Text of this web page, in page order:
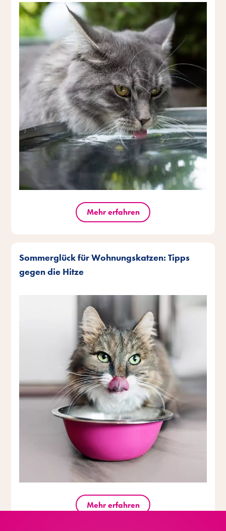
Mehr erfahren
Sommerglück für Wohnungskatzen: Tipps
gegen die Hitze
Mehr erfahren